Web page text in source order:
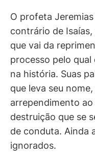
O profeta
contrário de
que vai da
processo pelo qual
na história. Suas
que leva seu
arrependimento
destruição que se
de conduta. Ainda
ignorados.